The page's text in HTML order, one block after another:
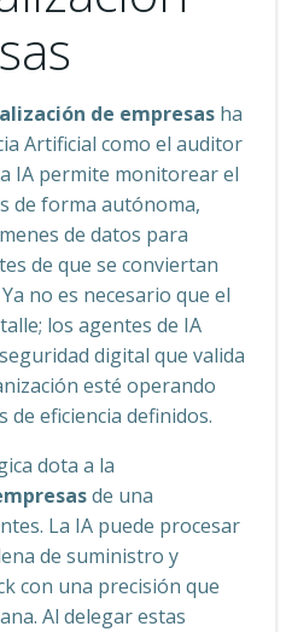
de empresas ha
Artificial como el auditor
IA permite monitorear el
de forma autónoma,
de datos para
de que se conviertan
no es necesario que el
los agentes de IA
digital que valida
esté operando
eficiencia definidos.
dota a la
de una
La IA puede procesar
de suministro y
con una precisión que
Al delegar estas